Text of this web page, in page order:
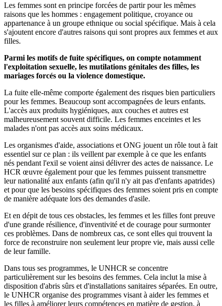
Les femmes sont en principe forcées de partir pour les mêmes
raisons que les hommes : engagement politique, croyance ou
appartenance à un groupe ethnique ou social spécifique. Mais à cela
s'ajoutent encore d'autres raisons qui sont propres aux femmes et aux
filles.
Parmi les motifs de fuite spécifiques, on compte notamment
l'exploitation sexuelle, les mutilations génitales des filles, les
mariages forcés ou la violence domestique.
La fuite elle-même comporte également des risques bien particuliers
pour les femmes. Beaucoup sont accompagnées de leurs enfants.
L'accès aux produits hygiéniques, aux couches et autres est
malheureusement souvent difficile. Les femmes enceintes et les
malades n'ont pas accès aux soins médicaux.
Les organismes d'aide, associations et ONG jouent un rôle tout à fait
essentiel sur ce plan : ils veillent par exemple à ce que les enfants
nés pendant l'exil se voient ainsi délivrer des actes de naissance. Le
HCR œuvre également pour que les femmes puissent transmettre
leur nationalité aux enfants (afin qu'il n'y ait pas d'enfants apatrides)
et pour que les besoins spécifiques des femmes soient pris en compte
de manière adéquate lors des demandes d'asile.
Et en dépit de tous ces obstacles, les femmes et les filles font preuve
d'une grande résilience, d'inventivité et de courage pour surmonter
ces problèmes. Dans de nombreux cas, ce sont elles qui trouvent la
force de reconstruire non seulement leur propre vie, mais aussi celle
de leur famille.
Dans tous ses programmes, le UNHCR se concentre
particulièrement sur les besoins des femmes. Cela inclut la mise à
disposition d'abris sûrs et d'installations sanitaires séparées. En outre,
le UNHCR organise des programmes visant à aider les femmes et
les filles à améliorer leurs compétences en matière de gestion, à